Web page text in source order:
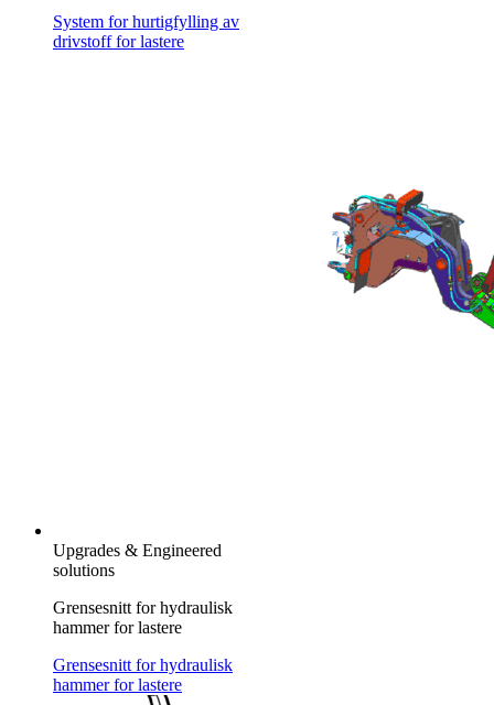
System for hurtigfylling av
drivstoff for lastere
Upgrades & Engineered
solutions
Grensesnitt for hydraulisk
hammer for lastere
Grensesnitt for hydraulisk
hammer for lastere